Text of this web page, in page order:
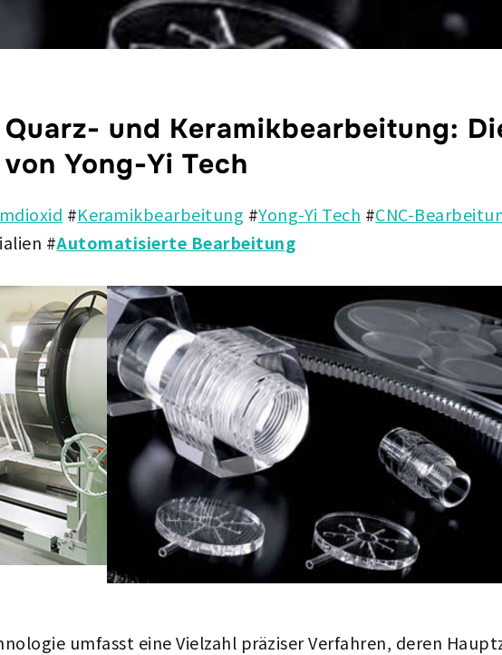
und Keramikbearbeitung:
Yong-Yi Tech
#Keramikbearbeitung #Yong-Yi Tech #CNC-
#Automatisierte Bearbeitung
umfasst eine Vielzahl präziser Verfahren, deren